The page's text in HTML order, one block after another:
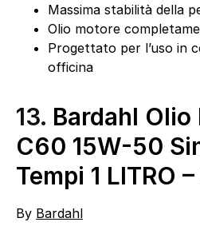
Massima stabilità della
Olio motore
Progettato per l’uso in
officina
13. Bardahl Olio
C60 15W-50
Tempi 1 LITRO
By Bardahl